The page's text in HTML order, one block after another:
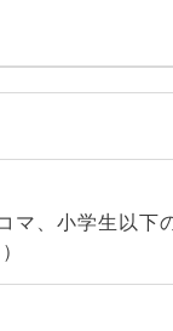
マ、小学生以下